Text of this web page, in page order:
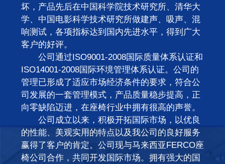
坏，产品先后在中国科学院技术研究所、清华大
学、中国电影科学技术研究所做建声、吸声、混
响测试，各项指标达到国内先进水平，得到广大
客户的好评。
公司通过ISO9001-2008国际质量体系认证和
ISO14001-2008国际环境管理体系认证。公司的
管理已形成了适应市场经济条件的要求，符合公
司发展的一套管理模式，产品质量稳步提高，正
向零缺陷迈进，在座椅行业中拥有很高的声誉。
公司成立以来，积极开拓国际市场，以优良
的性能、美观实用的特点以及我公司的良好服务
赢得了客户的肯定。公司现与马来西亚FERCO座
椅公司合作，共同开发国际市场。拥有强大的国